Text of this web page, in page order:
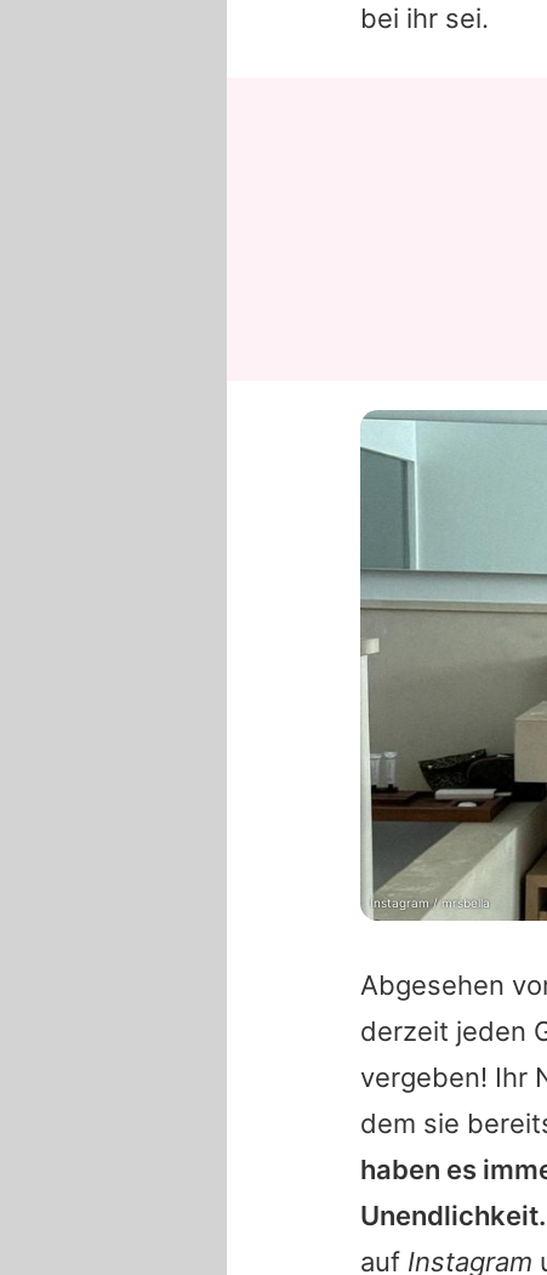
bei ihr sei.
Abgesehen
derzeit jeden
vergeben! Ihr
dem sie
haben es
auf Instagram
Instagram / mrsbella